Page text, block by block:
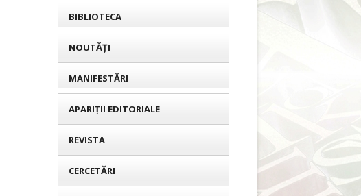
BIBLIOTECA
NOUTĂȚI
MANIFESTĂRI
APARIȚII EDITORIALE
REVISTA
CERCETĂRI